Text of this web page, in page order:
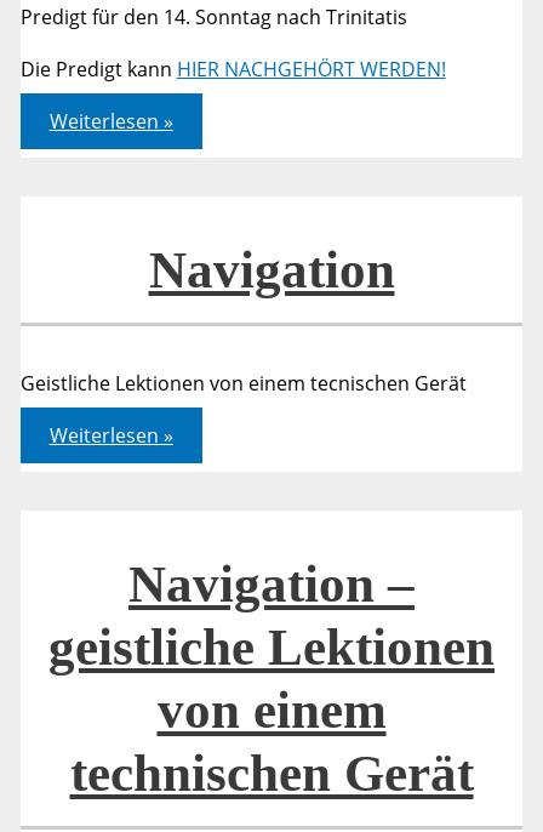
Predigt für den 14. Sonntag nach Trinitatis
Die Predigt kann HIER NACHGEHÖRT WERDEN!
Römer
08,12-
17
Weiterlesen »
Navigation
Geistliche Lektionen von einem tecnischen Gerät
Navigation
Weiterlesen »
Navigation –
geistliche Lektionen
von einem
technischen Gerät